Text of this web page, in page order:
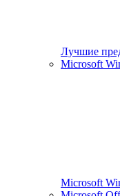
Лучшие
Microsoft
Microsoft